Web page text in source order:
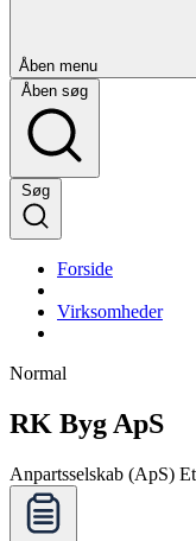
Åben menu
Åben søg
Søg
Forside
Virksomheder
Normal
RK Byg ApS
Anpartsselskab (ApS)